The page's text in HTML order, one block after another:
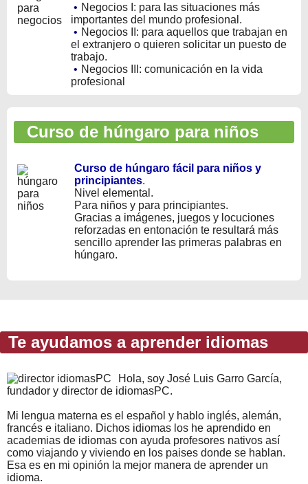
• Negocios I: para las situaciones más
importantes del mundo profesional.
• Negocios II: para aquellos que trabajan en
el extranjero o quieren solicitar un puesto de
trabajo.
• Negocios III: comunicación en la vida
profesional
Curso de húngaro para niños
Curso de húngaro fácil para niños y
principiantes.
Nivel elemental.
Para niños y para principiantes.
Gracias a imágenes, juegos y locuciones
reforzadas en entonación te resultará más
sencillo aprender las primeras palabras en
húngaro.
Te ayudamos a aprender idiomas
Hola, soy José Luis Garro García,
fundador y director de idiomasPC.
Mi lengua materna es el español y hablo inglés, alemán,
francés e italiano. Dichos idiomas los he aprendido en
academias de idiomas con ayuda profesores nativos así
como viajando y viviendo en los paises donde se hablan.
Esa es en mi opinión la mejor manera de aprender un
idioma.